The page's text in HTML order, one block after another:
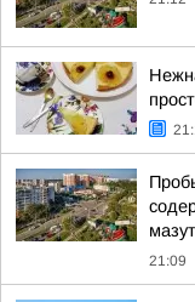
21:09